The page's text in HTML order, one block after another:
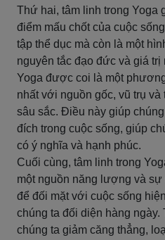
Thứ hai, tâm linh trong Yoga
điểm mấu chốt của cuộc
tập thể dục mà còn là một
nguyên tắc đạo đức và giá
Yoga được coi là một
nhất với nguồn gốc, vũ trụ
sâu sắc. Điều này giúp
đích trong cuộc sống, giúp
có ý nghĩa và hạnh phúc.
Cuối cùng, tâm linh trong
một nguồn năng lượng và sự
để đối mặt với cuộc sống
chúng ta đối diện hàng
chúng ta giảm căng thẳng,